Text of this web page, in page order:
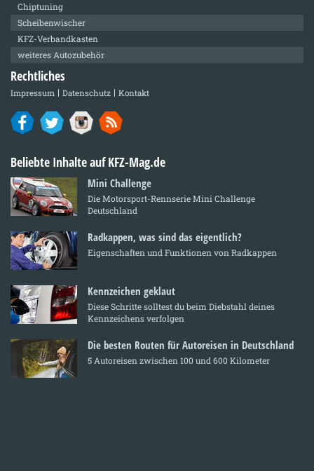
Chiptuning
Scheibenwischer
KFZ-Verbandkasten
weiteres Autozubehör
Rechtliches
Impressum Datenschutz Kontakt
Beliebte Inhalte auf KFZ-Mag.de
Mini Challenge
Die Motorsport-Rennserie Mini Challenge
Deutschland
Radkappen, was sind das eigentlich?
Eigenschaften und Funktionen von Radkappen
Kennzeichen geklaut
Diese Schritte solltest du beim Diebstahl deines
Kennzeichens verfolgen
Die besten Routen für Autoreisen in Deutschland
5 Autoreisen zwischen 100 und 600 Kilometer